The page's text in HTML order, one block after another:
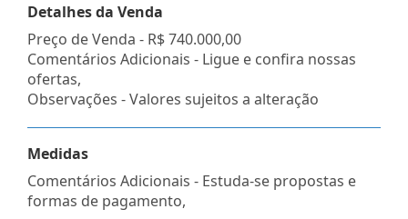
Detalhes da Venda
Preço de Venda - R$ 740.000,00
Comentários Adicionais - Ligue e confira nossas
ofertas,
Observações - Valores sujeitos a alteração
Medidas
Comentários Adicionais - Estuda-se propostas e
formas de pagamento,